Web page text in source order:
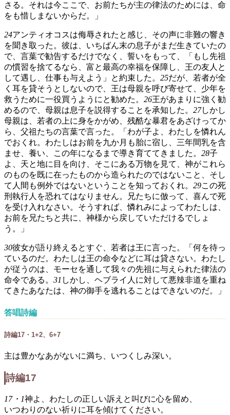
さる。それは今ここで、お前たちが主の律法のためには、命
をも惜しまないからだ。」
24アンティオコスは侮辱されたと感じ、その声に非難の響き
を聞き取った。彼は、いちばん末の息子がまだ生きていたの
で、言葉で勧告するだけでなく、誓いをもって、「もし先祖
の慣習を捨てるなら、富と最高の幸福を保障し、王の友人と
して遇し、仕事も与えよう」と約束した。 25だが、若者が全
く耳を貸そうとしないので、王は母親を呼び寄せて、少年を
救うために一役買うようにと勧めた。 26王があまりに強く勧
めるので、母親は息子を説得することを承知した。 27しかし
母親は、若者の上に身をかがめ、残酷な暴君をあざけってか
ら、父祖たちの言葉で言った。「わが子よ、わたしを憐れん
でおくれ。わたしはお前を九か月も胎に宿し、三年間乳を含
ませ、養い、この年になるまで導き育ててきました。 28子
よ、天と地に目を向け、そこにある万物を見て、神がこれら
のものを既に在ったものから造られたのではないこと、そし
て人間も例外ではないということを知っておくれ。 29この死
刑執行人を恐れてはなりません。兄たちに倣って、喜んで死
を受け入れなさい。そうすれば、憐れみによってわたしは、
お前を兄たちと共に、神様から戻していただけるでしょ
う。」
30彼女が語り終えるとすぐ、若者は王に言った。「何を待っ
ているのだ。わたしは王の命令などに耳は貸さない。わたし
が従うのは、モーセを通して我々の先祖に与えられた律法の
命令である。 31 しかし、ヘブライ人に対して悪辣非道を重ね
てきたあなたは、神の御手を逃れることはできないのだ。」
答唱詩編
詩編17・1+2、6+7
主は豊かなあがないに満ち、いつくしみ深い。
詩編17
17・1神よ、わたしの正しい訴えと叫びに心を留め、
いつわりのない祈りに耳を傾けてください。